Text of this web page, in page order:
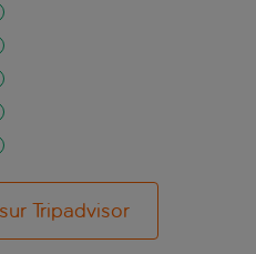
Tripadvisor